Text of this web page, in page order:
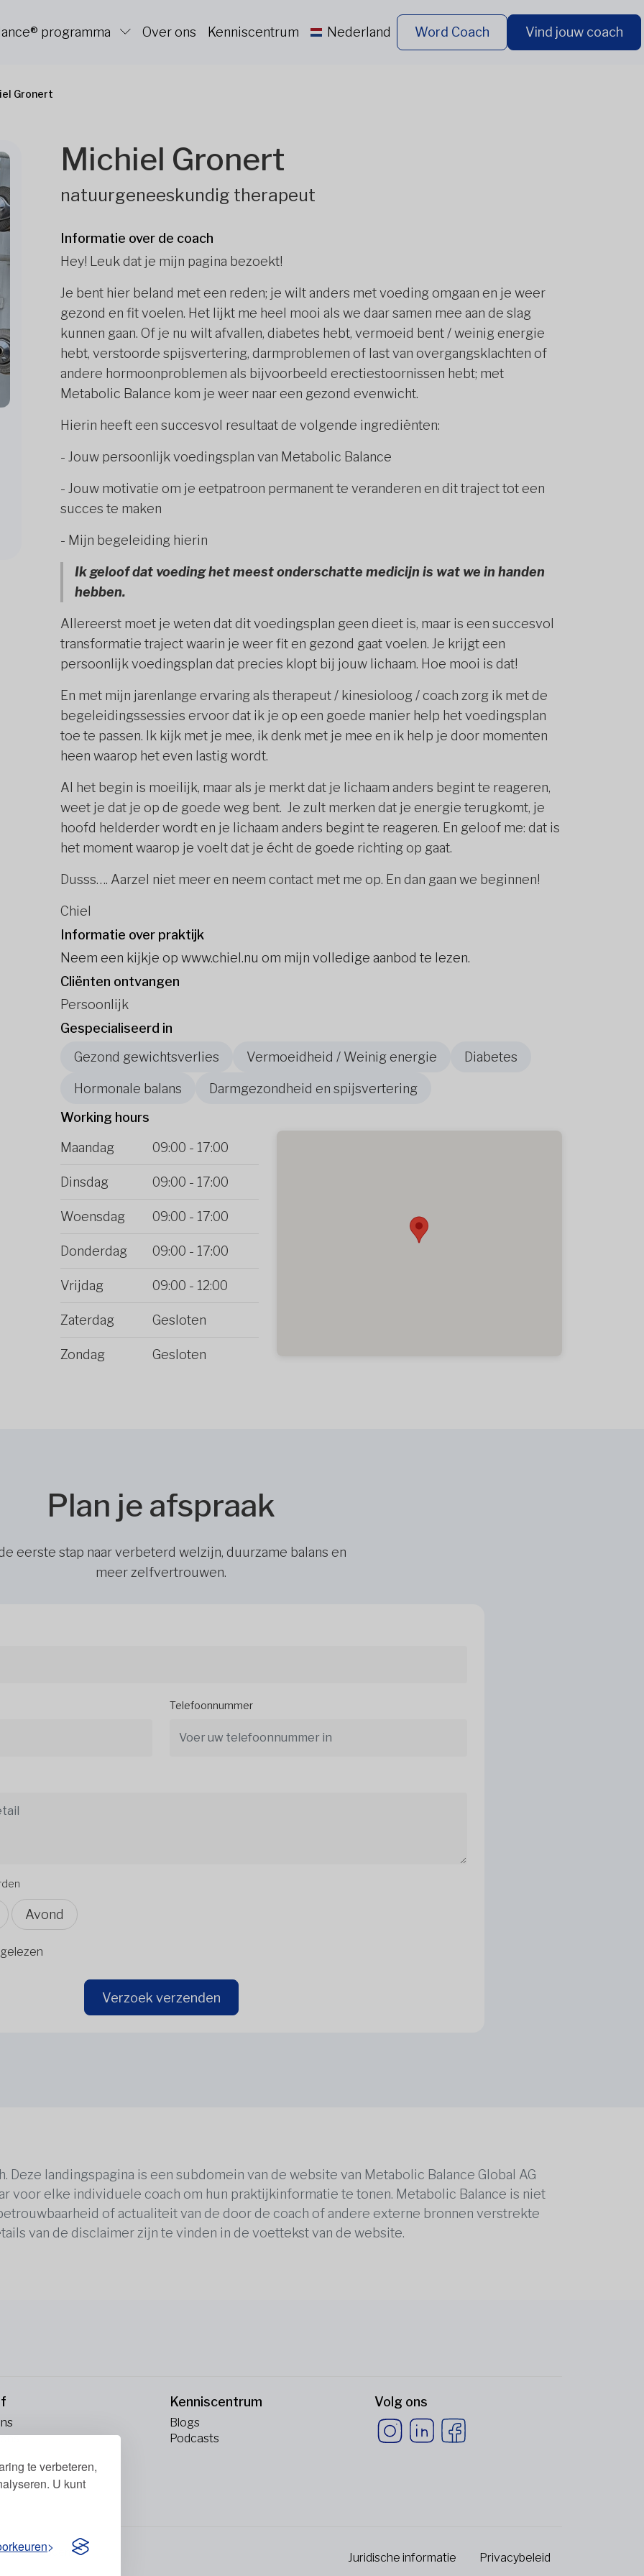
te verbeteren,
U kunt
programma Over ons Kenniscentrum Nederland Word Coach Vind jouw coach
Gronert
Michiel Gronert
natuurgeneeskundig therapeut
Informatie over de coach
Hey! Leuk dat je mijn pagina bezoekt!
Je bent hier beland met een reden; je wilt anders met voeding omgaan en je weer
gezond en fit voelen. Het lijkt me heel mooi als we daar samen mee aan de slag
kunnen gaan. Of je nu wilt afvallen, diabetes hebt, vermoeid bent / weinig energie
hebt, verstoorde spijsvertering, darmproblemen of last van overgangsklachten of
andere hormoonproblemen als bijvoorbeeld erectiestoornissen hebt; met
Metabolic Balance kom je weer naar een gezond evenwicht.
Hierin heeft een succesvol resultaat de volgende ingrediënten:
- Jouw persoonlijk voedingsplan van Metabolic Balance
- Jouw motivatie om je eetpatroon permanent te veranderen en dit traject tot een
succes te maken
- Mijn begeleiding hierin
Ik geloof dat voeding het meest onderschatte medicijn is wat we in handen
hebben.
Allereerst moet je weten dat dit voedingsplan geen dieet is, maar is een succesvol
transformatie traject waarin je weer fit en gezond gaat voelen. Je krijgt een
persoonlijk voedingsplan dat precies klopt bij jouw lichaam. Hoe mooi is dat!
En met mijn jarenlange ervaring als therapeut / kinesioloog / coach zorg ik met de
begeleidingssessies ervoor dat ik je op een goede manier help het voedingsplan
toe te passen. Ik kijk met je mee, ik denk met je mee en ik help je door momenten
heen waarop het even lastig wordt.
Al het begin is moeilijk, maar als je merkt dat je lichaam anders begint te reageren,
weet je dat je op de goede weg bent. Je zult merken dat je energie terugkomt, je
hoofd helderder wordt en je lichaam anders begint te reageren. En geloof me: dat is
het moment waarop je voelt dat je écht de goede richting op gaat.
Dusss…. Aarzel niet meer en neem contact met me op. En dan gaan we beginnen!
Chiel
Informatie over praktijk
Neem een kijkje op www.chiel.nu om mijn volledige aanbod te lezen.
Cliënten ontvangen
Persoonlijk
Gespecialiseerd in
Gezond gewichtsverlies
Vermoeidheid / Weinig energie Diabetes
Hormonale balans
Darmgezondheid en spijsvertering
Working hours
Maandag
09:00 - 17:00
Dinsdag 09:00 - 17:00
Woensdag 09:00 - 17:00
Donderdag 09:00 - 17:00
Vrijdag 09:00 - 12:00
Zaterdag Gesloten
Zondag Gesloten
Plan je afspraak
eerste stap naar verbeterd welzijn, duurzame balans en
meer zelfvertrouwen.
Telefoonnummer
Avond
Verzoek verzenden
Deze landingspagina is een subdomein van de website van Metabolic Balance Global AG
voor elke individuele coach om hun praktijkinformatie te tonen. Metabolic Balance is niet
of actualiteit van de door de coach of andere externe bronnen verstrekte
van de disclaimer zijn te vinden in de voettekst van de website.
Kenniscentrum
Blogs
Podcasts
Volg ons
Juridische informatie Privacybeleid